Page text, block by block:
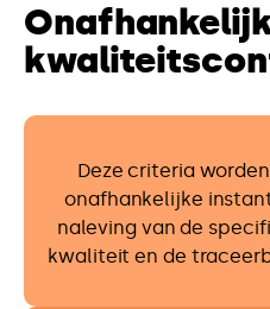
Deze criteria
onafhankelijke
naleving van de
kwaliteit en de